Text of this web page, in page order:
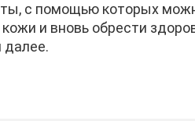
с помощью которых
и вновь обрести
далее.